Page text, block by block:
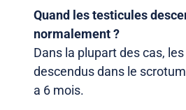
Quand les testicules
normalement ?
Dans la plupart des cas,
descendus dans le
a 6 mois.